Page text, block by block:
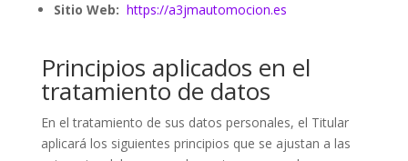
Sitio Web: https://a3jmautomocion.es
Principios aplicados en el
tratamiento de datos
En el tratamiento de sus datos personales, el Titular
aplicará los siguientes principios que se ajustan a las